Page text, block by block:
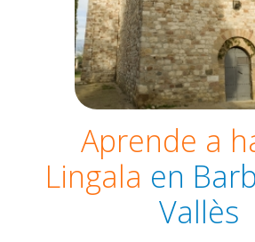
Aprende a
Lingala en
Vallès